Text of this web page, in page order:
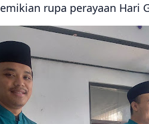
rupa perayaan Hari